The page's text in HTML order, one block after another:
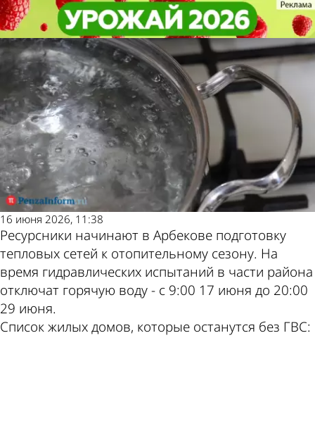
В Арбекове почти на 2 недели
отключат горячую воду
Общество
16 июня 2026, 11:38
Ресурсники начинают в Арбекове подготовку
тепловых сетей к отопительному сезону. На
время гидравлических испытаний в части района
отключат горячую воду - с 9:00 17 июня до 20:00
29 июня.
Список жилых домов, которые останутся без ГВС:
В Арбекове почти на 2 недели
отключат горячую воду
Общество
Другие
новости по
теме
Погода и
курсы валют
в Пензе